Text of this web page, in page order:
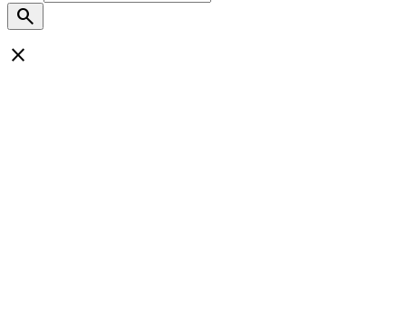
search
close